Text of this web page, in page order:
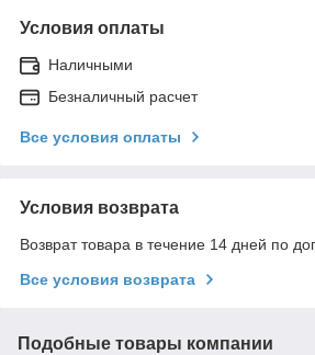
Условия оплаты
Наличными
Безналичный расчет
Все условия оплаты
Условия возврата
Возврат товара в течение 14 дней по
Все условия возврата
Подобные товары компании